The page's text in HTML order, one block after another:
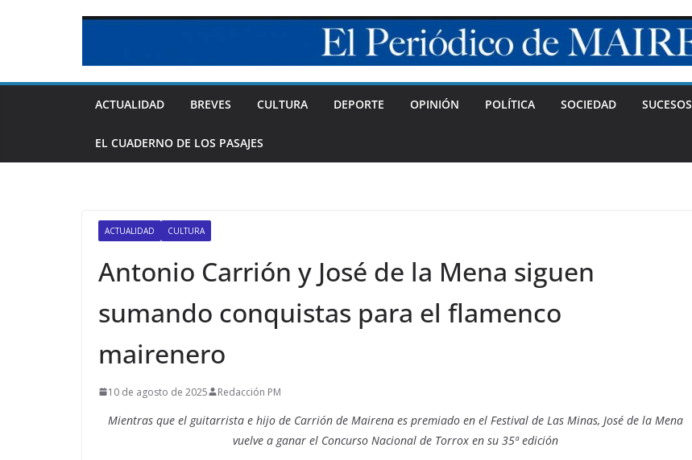
ACTUALIDAD BREVES CULTURA DEPORTE OPINIÓN POLÍTICA SOCIEDAD SUCESOS
EL CUADERNO DE LOS PASAJES
ACTUALIDAD CULTURA
Antonio Carrión y José de la Mena siguen
sumando conquistas para el flamenco
mairenero
10 de agosto de 2025 Redacción PM
Mientras que el guitarrista e hijo de Carrión de Mairena es premiado en el Festival de Las Minas, José de la Mena
vuelve a ganar el Concurso Nacional de Torrox en su 35ª edición